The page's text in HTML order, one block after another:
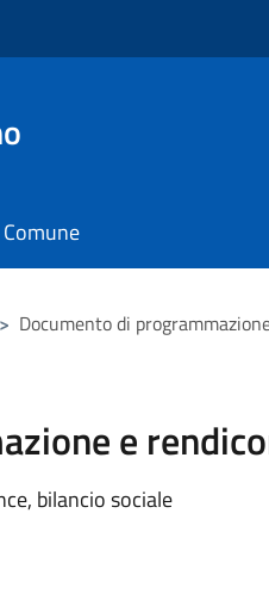
> Documento di
e
bilancio sociale